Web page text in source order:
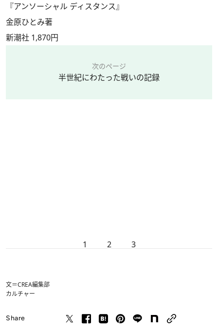
『アンソーシャル ディスタンス』
金原ひとみ著
新潮社 1,870円
次のページ
半世紀にわたった戦いの記録
1 2 3
文＝CREA編集部
カルチャー
Share